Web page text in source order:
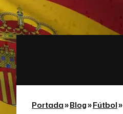
Portada»Blog»Fútbol»